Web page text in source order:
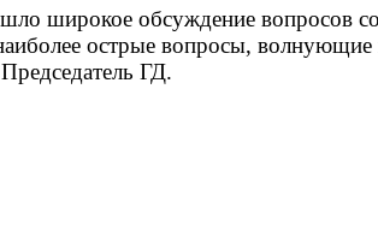
широкое обсуждение вопросов
острые вопросы,
ГД.